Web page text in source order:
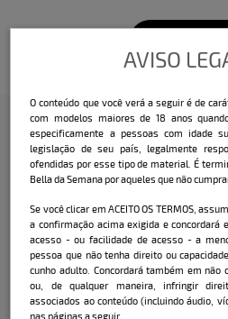
Confira a entrevista
fez com a modelo:
Nome:Livia Santana
Data e local de
Santo Antônio de Jesus /
Cidade onde mora
AVISO
O conteúdo que você verá a seguir é de
com modelos maiores de 18 anos
especificamente a pessoas com idade
legislação de seu país, legalmente
ofendidas por esse tipo de material. É
Bella da Semana por aqueles que não
Se você clicar em ACEITO OS TERMOS,
a confirmação acima exigida e concordará
acesso - ou facilidade de acesso - a
pessoa que não tenha direito ou
cunho adulto. Concordará também em não
ou, de qualquer maneira, infringir
associados ao conteúdo (incluindo áudio,
nas páginas a seguir.